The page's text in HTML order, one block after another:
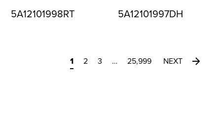
5A12101998RT 5A12101997DH
1 2 3 … 25,999 NEXT